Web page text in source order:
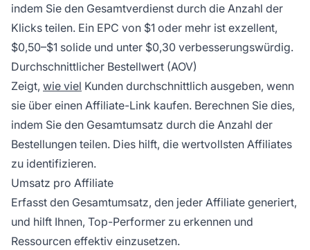
indem Sie den Gesamtverdienst durch die Anzahl der
Klicks teilen. Ein EPC von $1 oder mehr ist exzellent,
$0,50–$1 solide und unter $0,30 verbesserungswürdig.
Durchschnittlicher Bestellwert (AOV)
Zeigt, wie viel Kunden durchschnittlich ausgeben, wenn
sie über einen Affiliate-Link kaufen. Berechnen Sie dies,
indem Sie den Gesamtumsatz durch die Anzahl der
Bestellungen teilen. Dies hilft, die wertvollsten Affiliates
zu identifizieren.
Umsatz pro Affiliate
Erfasst den Gesamtumsatz, den jeder Affiliate generiert,
und hilft Ihnen, Top-Performer zu erkennen und
Ressourcen effektiv einzusetzen.